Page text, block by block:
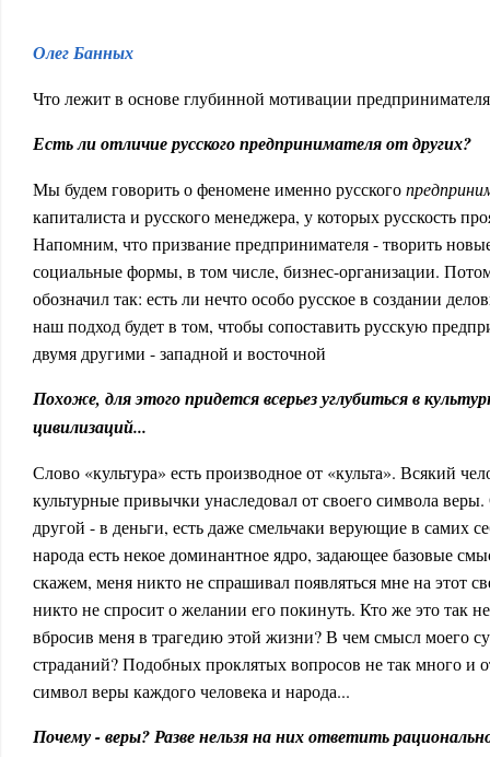
Олег Банных
Что лежит в основе глубинной мотивации
Есть ли отличие русского предпринимателя от других?
Мы будем говорить о феномене именно русского
капиталиста и русского менеджера, у которых русскость
Напомним, что призвание предпринимателя - творить
социальные формы, в том числе, бизнес-организации.
обозначил так: есть ли нечто особо русское в создании
наш подход будет в том, чтобы сопоставить русскую
двумя другими - западной и восточной
Похоже, для этого придется всерьез углубиться в
цивилизаций...
Слово «культура» есть производное от «культа». Всякий
культурные привычки унаследовал от своего символа
другой - в деньги, есть даже смельчаки верующие в самих
народа есть некое доминантное ядро, задающее базовые
скажем, меня никто не спрашивал появляться мне на этот
никто не спросит о желании его покинуть. Кто же это так
вбросив меня в трагедию этой жизни? В чем смысл моего
страданий? Подобных проклятых вопросов не так много и
символ веры каждого человека и народа...
Почему - веры? Разве нельзя на них ответить